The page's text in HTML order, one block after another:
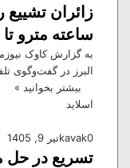
ساعته مترو
به گزارش کاوک
البرز در گفت‌وگوی
بیشتر بخوانید »
اسلاید
kavakتیر 9, 1405 0
تسریع در حل